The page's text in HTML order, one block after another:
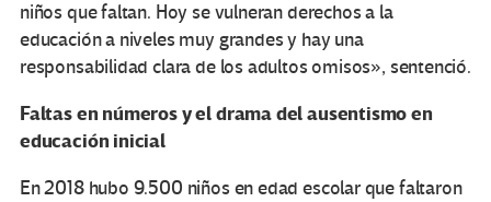
niños que faltan. Hoy se vulneran derechos a la
educación a niveles muy grandes y hay una
responsabilidad clara de los adultos omisos», sentenció.
Faltas en números y el drama del ausentismo en
educación inicial
En 2018 hubo 9.500 niños en edad escolar que faltaron